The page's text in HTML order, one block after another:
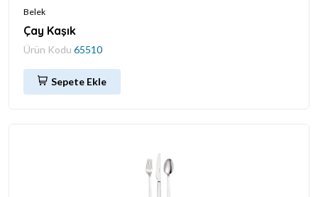
Belek
Çay Kaşık
Ürün Kodu 65510
Sepete Ekle